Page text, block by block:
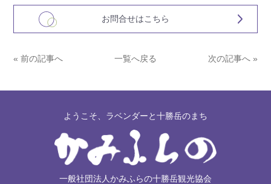
お問合せはこちら
« 前の記事へ 一覧へ戻る 次の記事へ »
ようこそ、ラベンダーと十勝岳のまち
一般社団法人かみふらの十勝岳観光協会